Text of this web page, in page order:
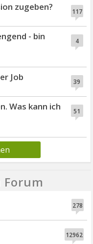
117
zugeben?
4
- bin
39
Job
51
Was kann ich
278
12962